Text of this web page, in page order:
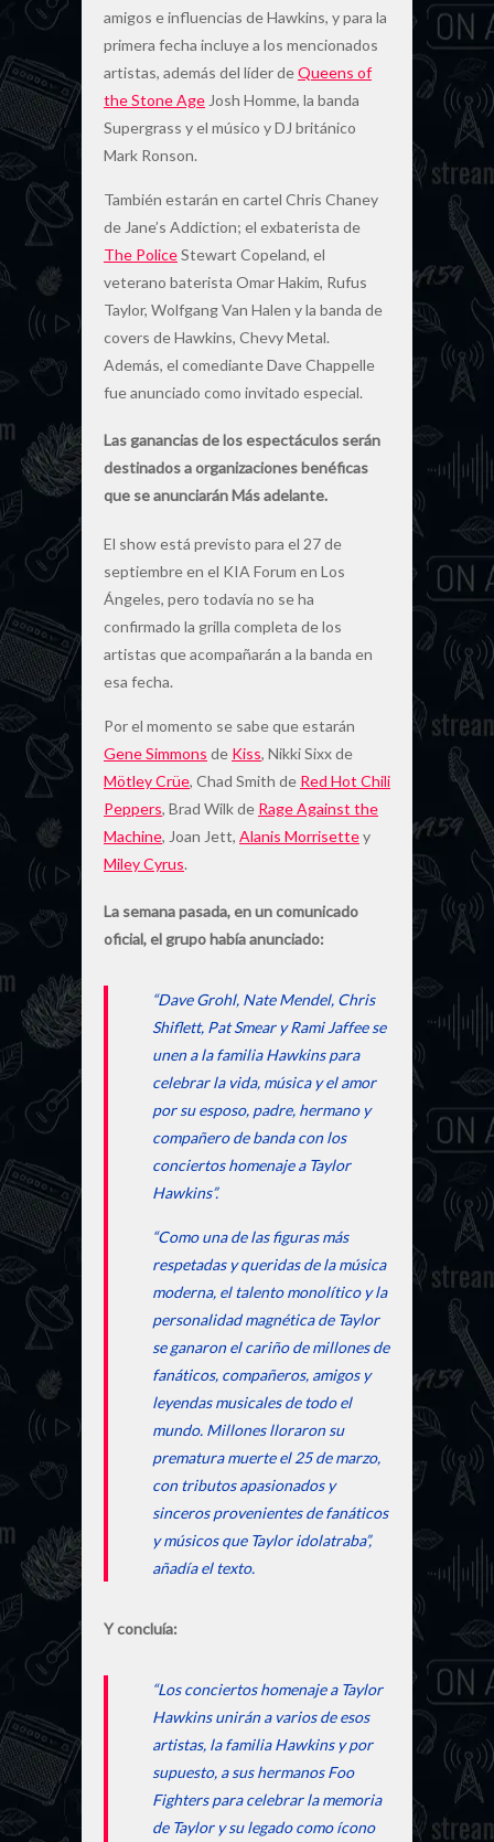
amigos e influencias de Hawkins, y para la
primera fecha incluye a los mencionados
artistas, además del líder deQueens of
the Stone Age Josh Homme, la banda
Supergrass y el músico y DJ británico
Mark Ronson.
También estarán en cartel Chris Chaney
de Jane’s Addiction; el exbaterista de
The PoliceStewart Copeland, el
veterano baterista Omar Hakim, Rufus
Taylor, Wolfgang Van Halen y la banda de
covers de Hawkins, Chevy Metal.
Además, el comediante Dave Chappelle
fue anunciado como invitado especial.
Las ganancias de los espectáculos serán
destinados a organizaciones benéficas
que se anunciarán Más adelante.
El show está previsto para el 27 de
septiembre en el KIA Forum en Los
Ángeles, pero todavía no se ha
confirmado la grilla completa de los
artistas que acompañarán a la banda en
esa fecha.
Por el momento se sabe que estarán
Gene Simmons de Kiss, Nikki Sixx de
Mötley Crüe, Chad Smith de Red Hot Chili
Peppers, Brad Wilk de Rage Against the
Machine, Joan Jett, Alanis Morrisettey
Miley Cyrus.
La semana pasada, en un comunicado
oficial, el grupo había anunciado:
“Dave Grohl, Nate Mendel, Chris
Shiflett, Pat Smear y Rami Jaffee se
unen a la familia Hawkins para
celebrar la vida, música y el amor
por su esposo, padre, hermano y
compañero de banda con los
conciertos homenaje a Taylor
Hawkins”.
“Como una de las figuras más
respetadas y queridas de la música
moderna, el talento monolítico y la
personalidad magnética de Taylor
se ganaron el cariño de millones de
fanáticos, compañeros, amigos y
leyendas musicales de todo el
mundo. Millones lloraron su
prematura muerte el 25 de marzo,
con tributos apasionados y
sinceros provenientes de fanáticos
y músicos que Taylor idolatraba”,
añadía el texto.
Y concluía:
“Los conciertos homenaje a Taylor
Hawkins unirán a varios de esos
artistas, la familia Hawkins y por
supuesto, a sus hermanos Foo
Fighters para celebrar la memoria
de Taylor y su legado como ícono